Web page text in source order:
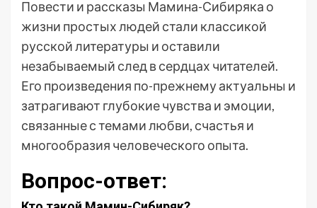
Повести и рассказы Мамина-Сибиряка о
жизни простых людей стали классикой
русской литературы и оставили
незабываемый след в сердцах читателей.
Его произведения по-прежнему актуальны и
затрагивают глубокие чувства и эмоции,
связанные с темами любви, счастья и
многообразия человеческого опыта.
Вопрос-ответ: